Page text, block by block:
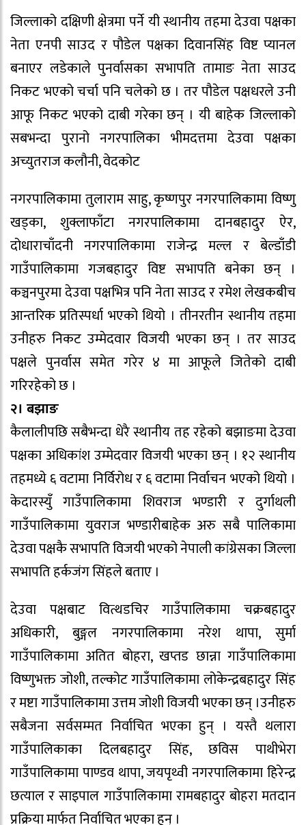
जिल्लाको दक्षिणी क्षेत्रमा पर्ने यी स्थानीय तहमा देउवा पक्षका
नेता एनपी साउद र पौडेल पक्षका दिवानसिंह विष्ट प्यानल
बनाएर लडेकाले पुनर्वासका सभापति तामाङ नेता साउद
निकट भएको चर्चा पनि चलेको छ । तर पौडेल पक्षधरले उनी
आफू निकट भएको दाबी गरेका छन् । यी बाहेक जिल्लाको
सबभन्दा पुरानो नगरपालिका भीमदत्तमा देउवा पक्षका
अच्युतराज कलौनी, वेदकोट
नगरपालिकामा तुलाराम साहु, कृष्णपुर नगरपालिकामा विष्णु
खड्का, शुक्लाफाँटा नगरपालिकामा दानबहादुर ऐर,
दोधाराचाँदनी नगरपालिकामा राजेन्द्र मल्ल र बेल्डाँडी
गाउँपालिकामा गजबहादुर विष्ट सभापति बनेका छन् ।
कञ्चनपुरमा देउवा पक्षभित्र पनि नेता साउद र रमेश लेखकबीच
आन्तरिक प्रतिस्पर्धा भएको थियो । तीनरतीन स्थानीय तहमा
उनीहरु निकट उम्मेदवार विजयी भएका छन् । तर साउद
पक्षले पुनर्वास समेत गरेर ४ मा आफूले जितेको दाबी
गरिरहेको छ ।
२। बझाङ
कैलालीपछि सबैभन्दा धेरै स्थानीय तह रहेको बझाङमा देउवा
पक्षका अधिकांश उम्मेदवार विजयी भएका छन् । १२ स्थानीय
तहमध्ये ६ वटामा निर्विरोध र ६ वटामा निर्वाचन भएको थियो ।
केदारस्युँ गाउँपालिकामा शिवराज भण्डारी र दुर्गाथली
गाउँपालिकामा युवराज भण्डारीबाहेक अरु सबै पालिकामा
देउवा पक्षकै सभापति विजयी भएको नेपाली कांग्रेसका जिल्ला
सभापति हर्कजंग सिंहले बताए ।
देउवा पक्षबाट वित्थडचिर गाउँपालिकामा चक्रबहादुर
अधिकारी, बुङ्गल नगरपालिकामा नरेश थापा, सुर्मा
गाउँपालिकामा अतित बोहरा, खप्तड छान्ना गाउँपालिकामा
विष्णुभक्त जोशी, तल्कोट गाउँपालिकामा लोकेन्द्रबहादुर सिंह
र मष्टा गाउँपालिकामा उत्तम जोशी विजयी भएका छन् ।उनीहरु
सबैजना सर्वसम्मत निर्वाचित भएका हुन् । यस्तै थलारा
गाउँपालिकाका दिलबहादुर सिंह, छविस पाथीभेरा
गाउँपालिकामा पाण्डव थापा, जयपृथ्वी नगरपालिकामा हिरेन्द्र
छत्याल र साइपाल गाउँपालिकामा रामबहादुर बोहरा मतदान
प्रक्रिया मार्फत निर्वाचित भएका हुन् ।